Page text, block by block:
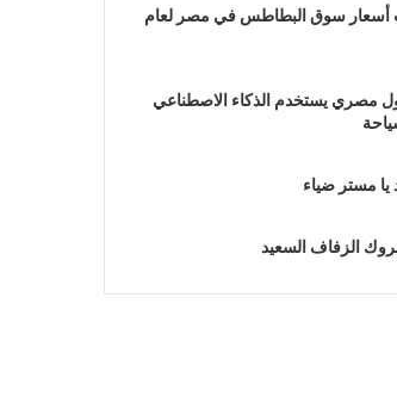
أسعار سوق البطاطس في مصر لعام
مصري يستخدم الذكاء الاصطناعي
يا مستر ضياء
الزفاف السعيد